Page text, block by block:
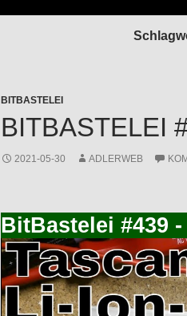
BITBASTELEI
BITBASTELEI
2021-05-30 ADLERWEB
BitBastelei #439